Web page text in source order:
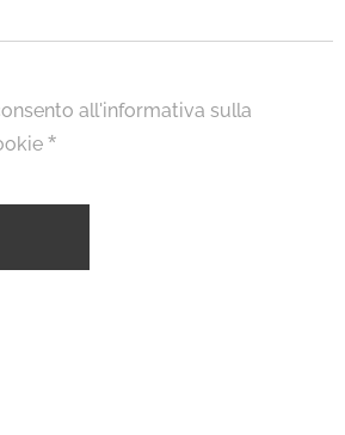
all'informativa sulla